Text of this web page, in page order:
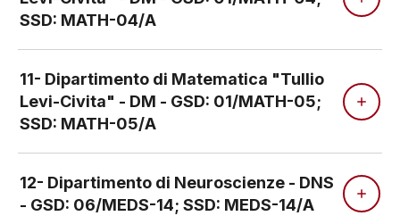
SSD: MATH-04/A
11- Dipartimento di Matematica "Tullio
Levi-Civita" - DM - GSD: 01/MATH-05;
SSD: MATH-05/A
12- Dipartimento di Neuroscienze - DNS
- GSD: 06/MEDS-14; SSD: MEDS-14/A